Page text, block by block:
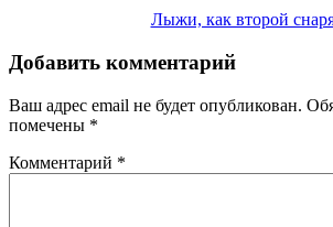
Лыжи, как второй
Добавить комментарий
Ваш адрес email не будет опубликован.
помечены *
Комментарий *